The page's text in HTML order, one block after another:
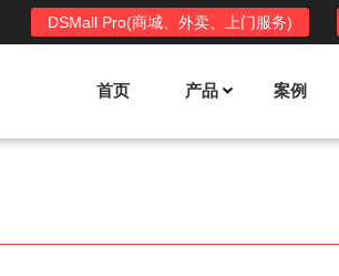
DSMall Pro(商城、外卖、上门服务)
首页 产品
DSShop功能列表
案例